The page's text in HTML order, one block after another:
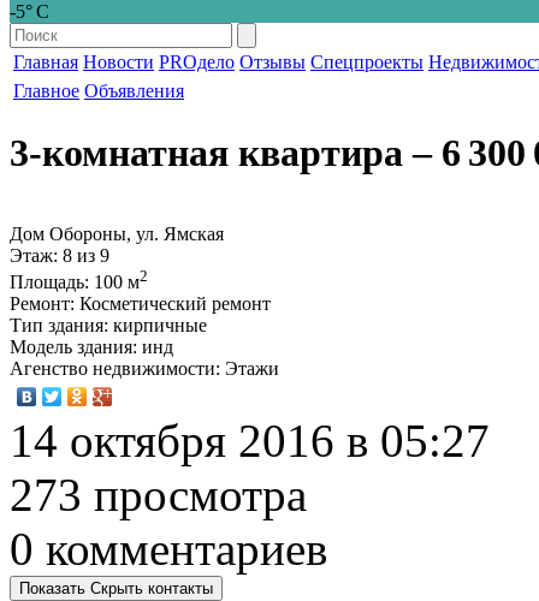
-5° С
Главная Новости PROдело Отзывы Спецпроекты
Главное Объявления
3-комнатная квартира‒ 6 300
Дом Обороны, ул. Ямская
Этаж: 8 из 9
Площадь: 100 м2
Ремонт: Косметический ремонт
Тип здания: кирпичные
Модель здания: инд
Агенство недвижимости: Этажи
14 октября 2016 в 05:27
273 просмотра
0 комментариев
Показать Скрыть контакты